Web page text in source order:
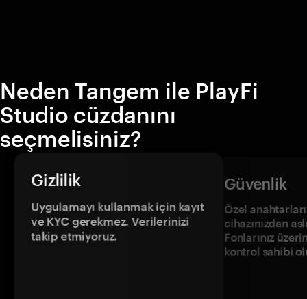
Neden Tangem ile PlayFi
Studio cüzdanını
seçmelisiniz?
Gizlilik
Uygulamayı kullanmak için kayıt
ve KYC gerekmez. Verilerinizi
takip etmiyoruz.
Güvenlik
Özel
cihazınızdan
Fonlarınız
kontrol sahibi